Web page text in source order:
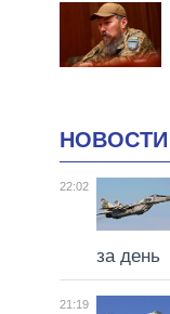
НОВОСТИ
22:02
за день
21:19